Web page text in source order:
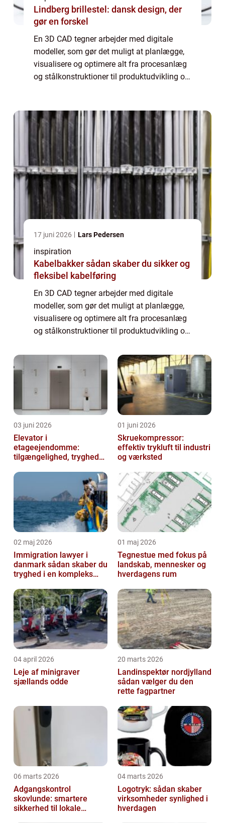
Lindberg brillestel: dansk design, der
gør en forskel
En 3D CAD tegner arbejder med digitale
modeller, som gør det muligt at planlægge,
visualisere og optimere alt fra procesanlæg
og stålkonstruktioner til produktudvikling og
17 juni 2026 Lars Pedersen
inspiration
Kabelbakker sådan skaber du sikker og
fleksibel kabelføring
En 3D CAD tegner arbejder med digitale
modeller, som gør det muligt at planlægge,
visualisere og optimere alt fra procesanlæg
og stålkonstruktioner til produktudvikling og
2D-tegninger over i 3D, får du...
03 juni 2026
Elevator i
etageejendomme:
tilgængelighed, tryghed
01 juni 2026
Skruekompressor:
effektiv trykluft til industri
og værksted
02 maj 2026
Immigration lawyer i
danmark sådan skaber du
tryghed i en kompleks
01 maj 2026
Tegnestue med fokus på
landskab, mennesker og
hverdagens rum
04 april 2026
Leje af minigraver
sjællands odde
20 marts 2026
Landinspektør nordjylland
sådan vælger du den
rette fagpartner
06 marts 2026
Adgangskontrol
skovlunde: smartere
sikkerhed til lokale
04 marts 2026
Logotryk: sådan skaber
virksomheder synlighed i
hverdagen